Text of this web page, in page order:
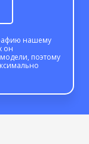
нашему
он
поэтому